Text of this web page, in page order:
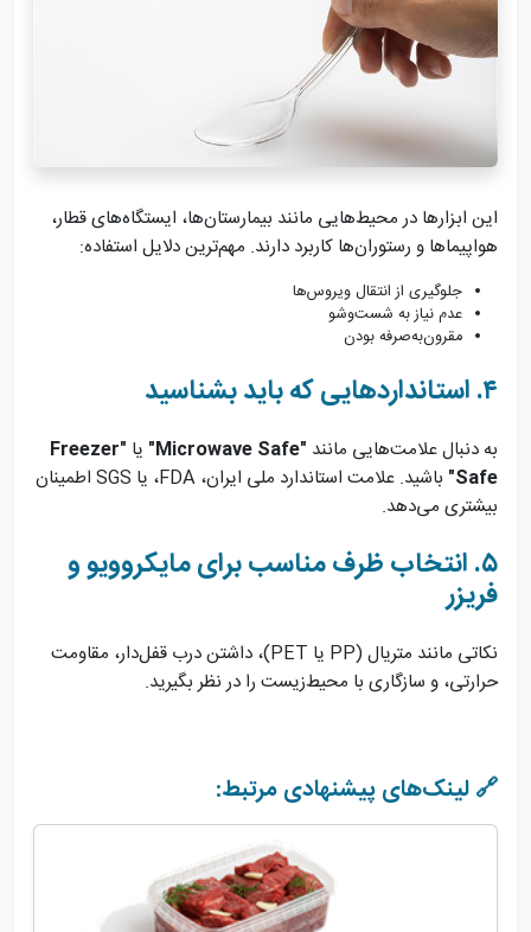
این ابزارها در محیط‌هایی مانند بیمارستان‌ها، ایستگاه‌های قطار،
هواپیماها و رستوران‌ها کاربرد دارند. مهم‌ترین دلایل استفاده:
جلوگیری از انتقال ویروس‌ها
عدم نیاز به شست‌وشو
مقرون‌به‌صرفه بودن
۴. استانداردهایی که باید بشناسید
به دنبال علامت‌هایی مانند "Microwave Safe" یا "Freezer
Safe"
باشید. علامت استاندارد ملی ایران، FDA، یا SGS اطمینان
بیشتری می‌دهد.
۵. انتخاب ظرف مناسب برای مایکروویو و
فریزر
نکاتی مانند متریال (PP یا PET)، داشتن درب قفل‌دار، مقاومت
حرارتی، و سازگاری با محیط‌زیست را در نظر بگیرید.
🔗 لینک‌های پیشنهادی مرتبط: